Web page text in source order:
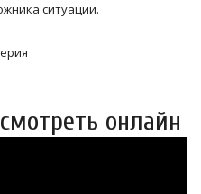
ситуации.
онлайн